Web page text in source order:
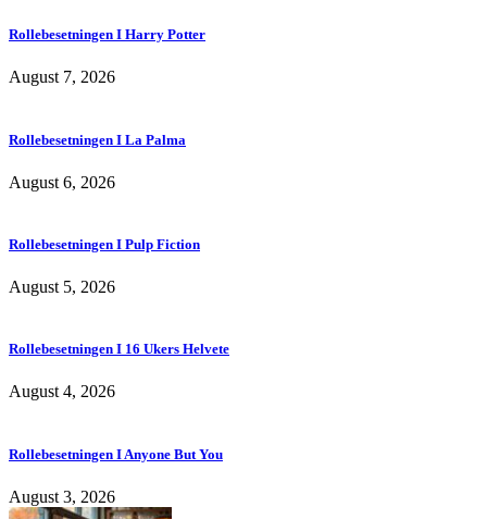
Rollebesetningen I Harry Potter
August 7, 2026
Rollebesetningen I La Palma
August 6, 2026
Rollebesetningen I Pulp Fiction
August 5, 2026
Rollebesetningen I 16 Ukers Helvete
August 4, 2026
Rollebesetningen I Anyone But You
August 3, 2026